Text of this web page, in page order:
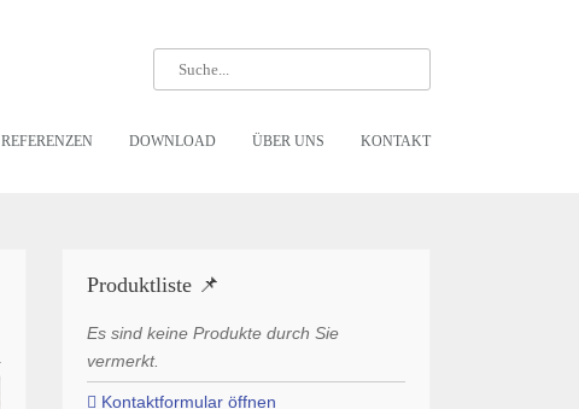
REFERENZEN DOWNLOAD ÜBER UNS KONTAKT
Produktliste 📌
Es sind keine Produkte durch Sie
vermerkt.
Kontaktformular öffnen